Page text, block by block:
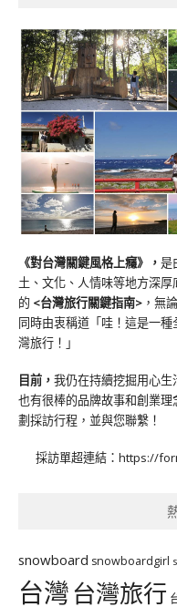
《對台灣關鍵風格上癮》 ， 是
土、文化、人情味等地方深
的 <台灣旅行關鍵指南> ，無
同時由衷稱道「哇！這是一
灣旅行！」
目前， 我仍在持續挖掘用心
也有很棒的品牌故事和創業理
劃採訪行程，並與您聯繫！
採訪單超連結： https://
snowboard snowboardgirl
台灣台灣旅行